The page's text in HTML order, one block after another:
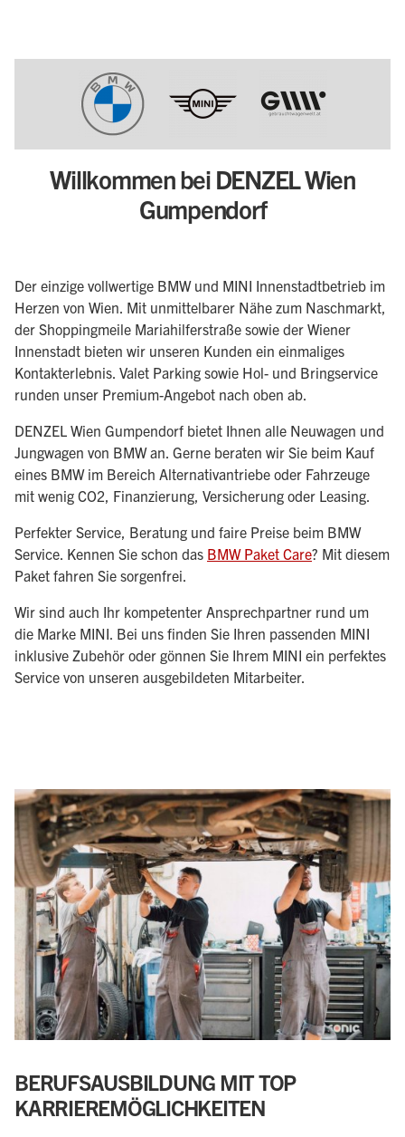
Willkommen bei DENZEL Wien
Gumpendorf
Der einzige vollwertige BMW und MINI Innenstadtbetrieb im
Herzen von Wien. Mit unmittelbarer Nähe zum Naschmarkt,
der Shoppingmeile Mariahilferstraße sowie der Wiener
Innenstadt bieten wir unseren Kunden ein einmaliges
Kontakterlebnis. Valet Parking sowie Hol- und Bringservice
runden unser Premium-Angebot nach oben ab.
DENZEL Wien Gumpendorf bietet Ihnen alle Neuwagen und
Jungwagen von BMW an. Gerne beraten wir Sie beim Kauf
eines BMW im Bereich Alternativantriebe oder Fahrzeuge
mit wenig CO2, Finanzierung, Versicherung oder Leasing.
Perfekter Service, Beratung und faire Preise beim BMW
Service. Kennen Sie schon das BMW Paket Care? Mit diesem
Paket fahren Sie sorgenfrei.
Wir sind auch Ihr kompetenter Ansprechpartner rund um
die Marke MINI. Bei uns finden Sie Ihren passenden MINI
inklusive Zubehör oder gönnen Sie Ihrem MINI ein perfektes
Service von unseren ausgebildeten Mitarbeiter.
BERUFSAUSBILDUNG MIT TOP
KARRIEREMÖGLICHKEITEN